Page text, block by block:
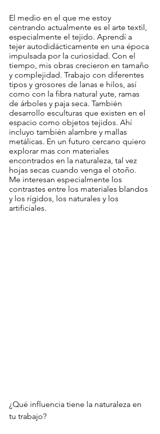
El medio en el que me estoy
centrando actualmente es el arte textil,
especialmente el tejido. Aprendí a
tejer autodidácticamente en una época
impulsada por la curiosidad. Con el
tiempo, mis obras crecieron en tamaño
y complejidad. Trabajo con diferentes
tipos y grosores de lanas e hilos, así
como con la fibra natural yute, ramas
de árboles y paja seca. También
desarrollo esculturas que existen en el
espacio como objetos tejidos. Ahí
incluyo también alambre y mallas
metálicas. En un futuro cercano quiero
explorar mas con materiales
encontrados en la naturaleza, tal vez
hojas secas cuando venga el otoño.
Me interesan especialmente los
contrastes entre los materiales blandos
y los rígidos, los naturales y los
artificiales.
¿Qué influencia tiene la naturaleza en
tu trabajo?